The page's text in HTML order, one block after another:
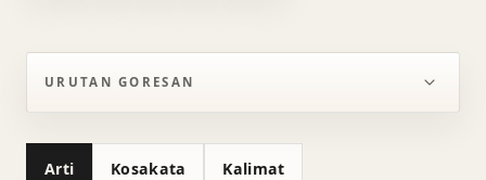
URUTAN GORESAN
Arti Kosakata Kalimat